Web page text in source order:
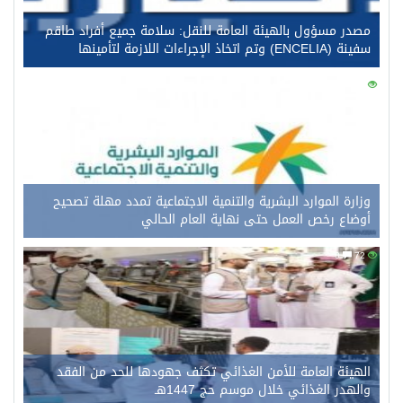
مصدر مسؤول بالهيئة العامة للنقل: سلامة جميع أفراد طاقم
سفينة (ENCELIA) وتم اتخاذ الإجراءات اللازمة لتأمينها
90
وزارة الموارد البشرية والتنمية الاجتماعية تمدد مهلة تصحيح
أوضاع رخص العمل حتى نهاية العام الحالي
72
0
الهيئة العامة للأمن الغذائي تكثف جهودها للحد من الفقد
والهدر الغذائي خلال موسم حج 1447هـ